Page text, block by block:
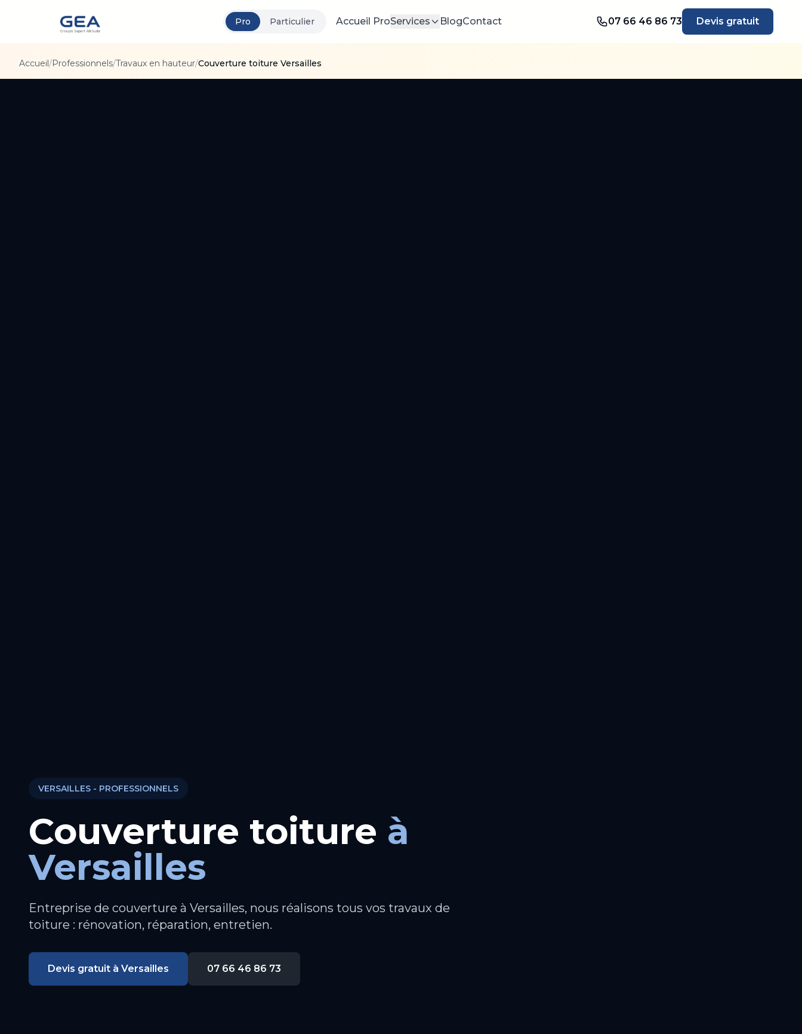
Pro Particulier Accueil ProServices BlogContact 07 66 46 86 73 Devis gratuit
Accueil/Professionnels/Travaux en hauteur/Couverture toiture Versailles
VERSAILLES - PROFESSIONNELS
Couverture toiture à
Versailles
Entreprise de couverture à Versailles, nous réalisons tous vos travaux de
toiture : rénovation, réparation, entretien.
Devis gratuit à Versailles 07 66 46 86 73